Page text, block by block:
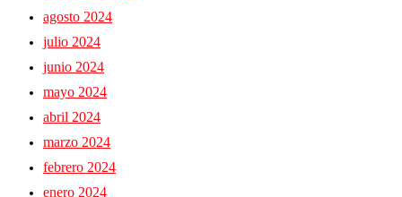
agosto 2024
julio 2024
junio 2024
mayo 2024
abril 2024
marzo 2024
febrero 2024
enero 2024